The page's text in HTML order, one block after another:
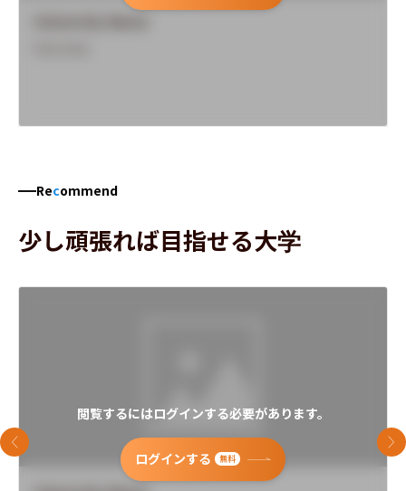
Recommend
少し頑張れば目指せる大学
閲覧するにはログインする必要があります。
ログインする 無料
前のスライド 次